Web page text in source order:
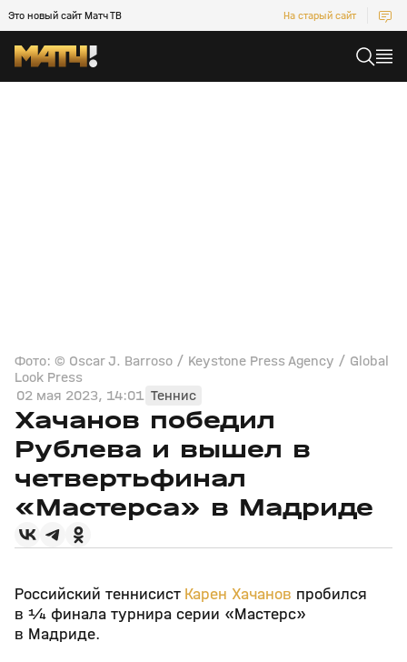
Это новый сайт Матч ТВ На старый сайт
Фото: © Oscar J. Barroso / Keystone Press Agency / Global
Look Press
02 мая 2023, 14:01 Теннис
Хачанов победил
Рублева и вышел в
четвертьфинал
«Мастерса» в Мадриде
Российский теннисистКарен Хачанов пробился
в ¼ финала турнира серии «Мастерс»
в Мадриде.